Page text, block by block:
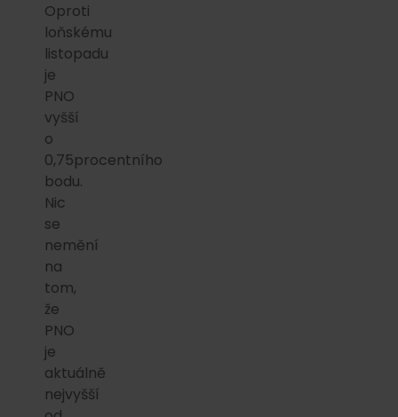
Oproti
loňskému
listopadu
je
PNO
vyšší
o
0,75procentního
bodu.
Nic
se
nemění
na
tom,
že
PNO
je
aktuálně
nejvyšší